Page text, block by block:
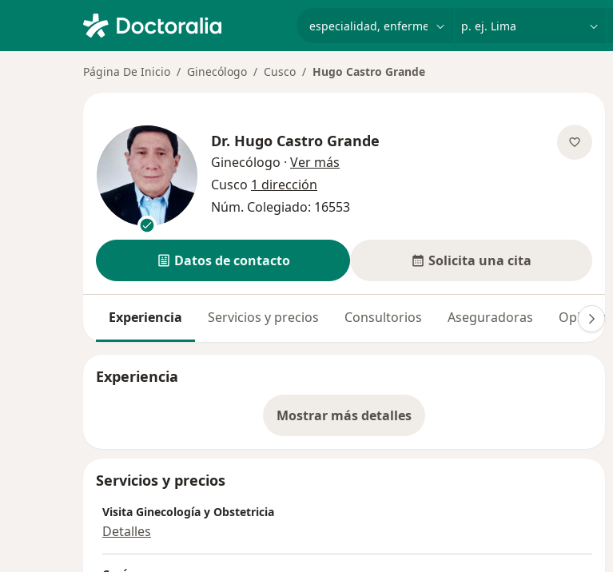
Página De Inicio Ginecólogo Cusco Hugo Castro Grande
Dr. Hugo Castro Grande
Ginecólogo · Ver más
Cusco 1 dirección
Núm. Colegiado: 16553
Datos de contacto Solicita una cita
Experiencia Servicios y precios Consultorios Aseguradoras Opiniones
Experiencia
Mostrar más detalles
sobre la experiencia
Servicios y precios
Visita Ginecología y Obstetricia
Detalles